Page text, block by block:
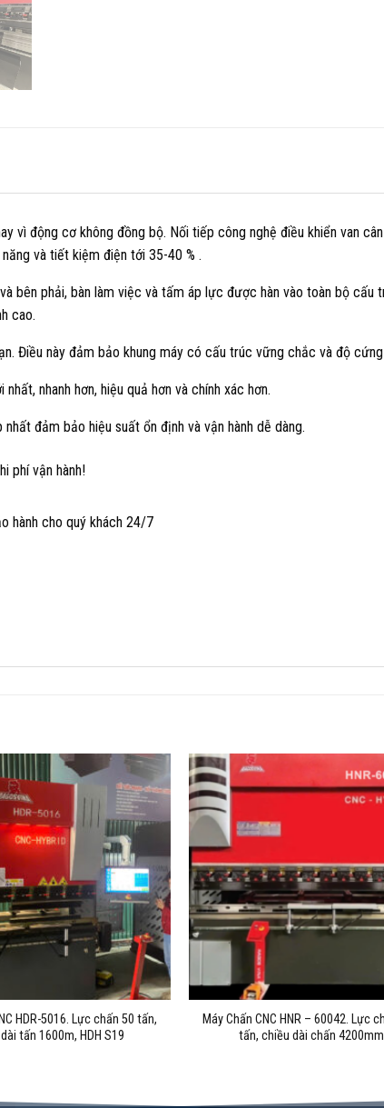
vì động cơ không đồng bộ. Nối tiếp công nghệ điều khiển van
và tiết kiệm điện tới 35-40 % .
bên phải, bàn làm việc và tấm áp lực được hàn vào toàn bộ cấu
cao.
Điều này đảm bảo khung máy có cấu trúc vững chắc và độ
nhanh hơn, hiệu quả hơn và chính xác hơn.
đảm bảo hiệu suất ổn định và vận hành dễ dàng.
phí vận hành!
hành cho quý khách 24/7
HDR-5016. Lực chấn 50 tấn,
tấn 1600m, HDH S19
Máy Chấn CNC HNR – 60042. Lực
tấn, chiều dài chấn 4200mm